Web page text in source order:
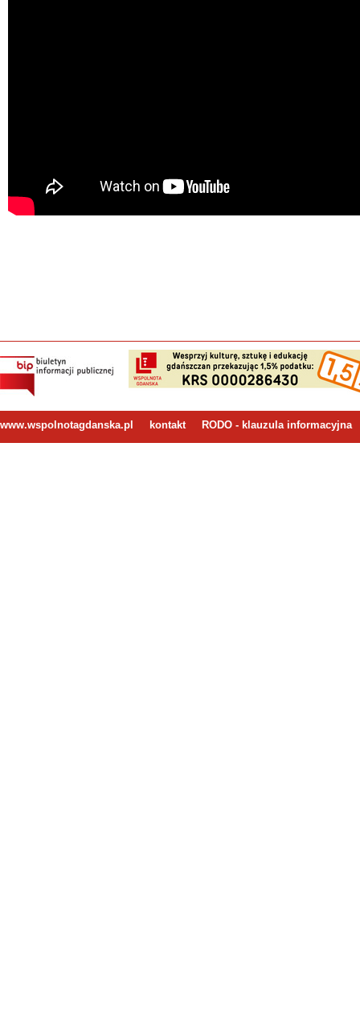
www.wspolnotagdanska.pl kontakt RODO - klauzula informacyjna